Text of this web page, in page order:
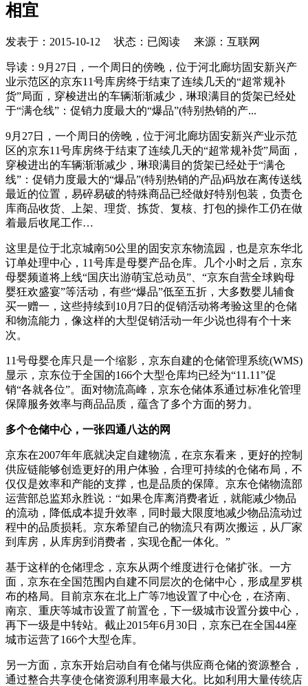
相宜
发表于： 2015-10-12 状态：已阅读 来源：互联网
导读：9月27日，一个周日的傍晚，位于河北廊坊固安新兴产
业示范区的京东11号库房终于结束了连续几天的“超常规补
货”局面，穿梭进出的车辆渐渐减少，琳琅满目的货架已经处
于“满仓线”：促销力度最大的“爆品”(特别热销的产...
9月27日，一个周日的傍晚，位于河北廊坊固安新兴产业示范
区的京东11号库房终于结束了连续几天的“超常规补货”局面，
穿梭进出的车辆渐渐减少，琳琅满目的货架已经处于“满仓
线”：促销力度最大的“爆品”(特别热销的产品)码放在离传送线
最近的位置，易碎易破的特殊商品已经做好特别包装，负责仓
库商品收货、上架、理货、拣货、复核、打包的操作工仍在做
着最后收尾工作…
这里是位于北京城南50公里的固安京东物流园，也是京东华北
订单处理中心，11号库是母婴产品仓库。几个小时之后，京东
母婴频道将上线“国庆出游萌宝总动员”、“京东自营全球购母
婴狂欢盛宴”等活动，有些“爆品”低至五折，大多数婴儿辅食
买一赠一，这些持续到10月7日的促销活动将考验这里的仓储
和物流能力，像这样的大型促销活动一年少说也得有个十来
次。
11号母婴仓库只是一个缩影，京东自建的仓储管理系统(WMS)
显示，京东位于全国的166个大型仓库均已经为“11.11”促
销“各就各位”。面对物流高峰，京东仓储体系通过标准化管理
保障服务效率与商品品质，蕴含了多个方面的努力。
多个仓储中心，一张四通八达的网
京东在2007年年底就决定自建物流，在京东看来，更好的控制
供应链能够创造更好的用户体验，合理可持续的仓储布局，不
仅仅是效率和产能的支撑，也是品质的保障。京东仓储物流部
运营部总监郑永胜说：“如果仓库离消费者近，就能减少物品
的流动，降低成本提升效率，同时最大限度地减少物品流动过
程中的品质损耗。京东希望自己的物流只有两次搬运，从厂家
到库房，从库房到消费者，实现仓配一体化。”
基于这样的仓储理念，京东从两个维度进行仓储扩张。一方
面，京东在全国范围内自建不同层次的仓储中心，形成星罗棋
布的格局。目前京东在北上广等7地设置了中心仓，在济南、
南京、重庆等城市设置了前置仓，下一级城市设置分拨中心，
再下一级是中转站。截止2015年6月30日，京东已在全国44座
城市运营了166个大型仓库。
另一方面，京东开始启动自有仓储与供应商仓储的资源整合，
通过整合共享使仓储资源利用率最大化。比如利用大量传统店